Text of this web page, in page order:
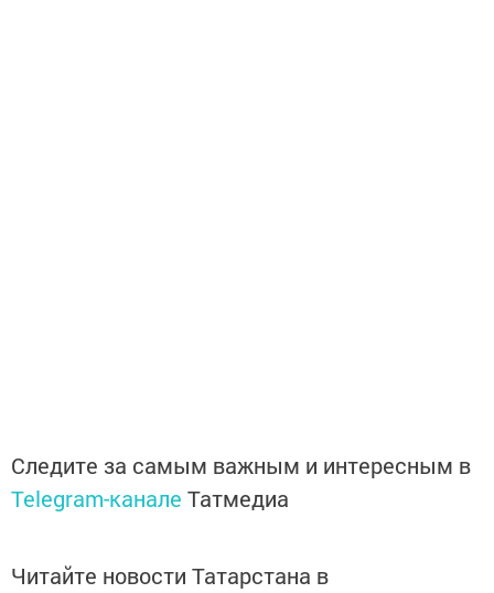
Следите за самым важным и интересным в
Telegram-канале Татмедиа
Читайте новости Татарстана в